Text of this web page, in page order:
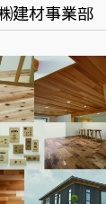
建材事業部